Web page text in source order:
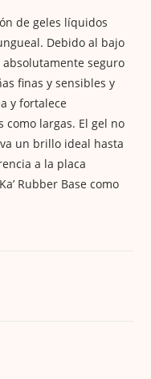
de geles líquidos
Debido al bajo
seguro
finas y sensibles y
y fortalece
largas. El gel no
un brillo ideal hasta
a la placa
Rubber Base como